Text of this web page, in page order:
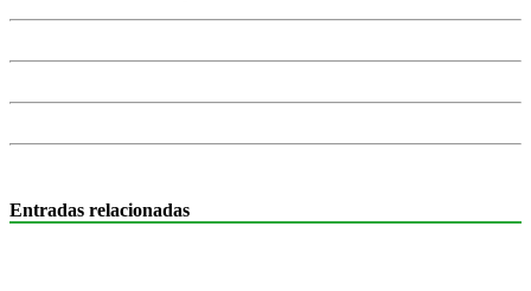
Entradas relacionadas